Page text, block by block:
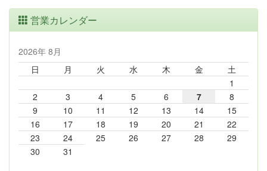
営業カレンダー
2026年 8月
日
月 火 水 木 金
土
1
2
3 4 5 6 7
8
9
10 11 12 13 14
15
16
17 18 19 20 21
22
23
24 25 26 27 28
29
30
31